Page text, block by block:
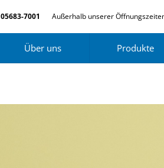
05683-7001 Außerhalb unserer
Über uns Produkte